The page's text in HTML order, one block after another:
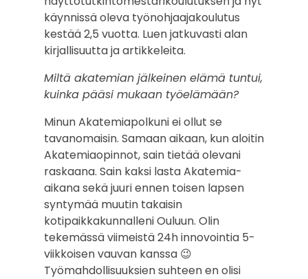
käynnissä oleva työnohjaajakoulutus
kestää 2,5 vuotta. Luen jatkuvasti alan
kirjallisuutta ja artikkeleita.
Miltä akatemian jälkeinen elämä tuntui,
kuinka pääsi mukaan työelämään?
Minun Akatemiapolkuni ei ollut se
tavanomaisin. Samaan aikaan, kun aloitin
Akatemiaopinnot, sain tietää olevani
raskaana. Sain kaksi lasta Akatemia-
aikana sekä juuri ennen toisen lapsen
syntymää muutin takaisin
kotipaikkakunnalleni Ouluun. Olin
tekemässä viimeistä 24h innovointia 5-
viikkoisen vauvan kanssa 😉
Työmahdollisuuksien suhteen en olisi